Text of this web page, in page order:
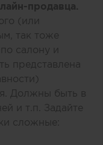
продавца.
(или
так тоже
салону и
представлена
Должны быть в
и т.п. Задайте
сложные: